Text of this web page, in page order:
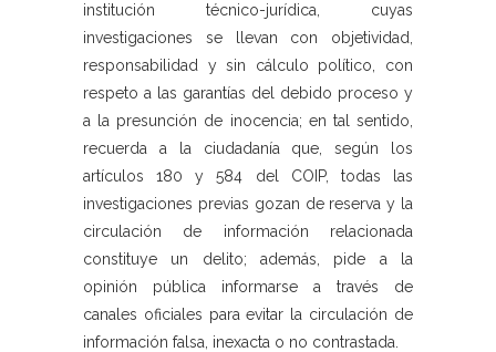
institución técnico-jurídica, cuyas
investigaciones se llevan con objetividad,
responsabilidad y sin cálculo político, con
respeto a las garantías del debido proceso y
a la presunción de inocencia; en tal sentido,
recuerda a la ciudadanía que, según los
artículos 180 y 584 del COIP, todas las
investigaciones previas gozan de reserva y la
circulación de información relacionada
constituye un delito; además, pide a la
opinión pública informarse a través de
canales oficiales para evitar la circulación de
información falsa, inexacta o no contrastada.